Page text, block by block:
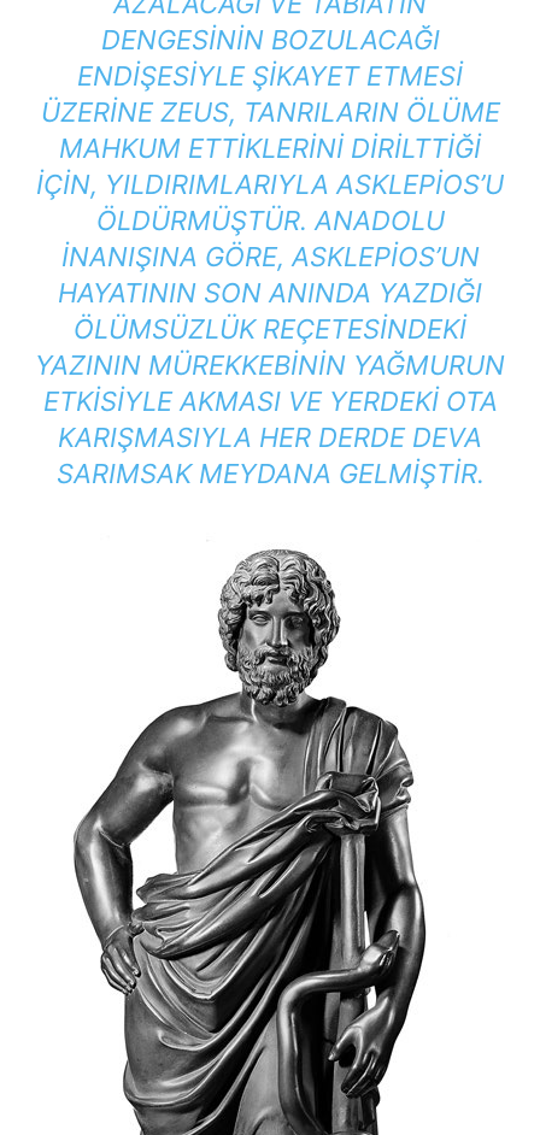
DENGESININ BOZULACAĞI
ENDIŞESIYLE ŞIKAYET ETMESI
ÜZERINE ZEUS, TANRILARIN ÖLÜME
MAHKUM ETTIKLERINI DIRILTTIĞI
IÇIN, YILDIRIMLARIYLA ASKLEPIOS’U
ÖLDÜRMÜŞTÜR. ANADOLU
INANIŞINA GÖRE, ASKLEPIOS’UN
HAYATININ SON ANINDA YAZDIĞI
ÖLÜMSÜZLÜK REÇETESINDEKI
YAZININ MÜREKKEBININ YAĞMURUN
ETKISIYLE AKMASI VE YERDEKI OTA
KARIŞMASIYLA HER DERDE DEVA
SARIMSAK MEYDANA GELMIŞTIR.